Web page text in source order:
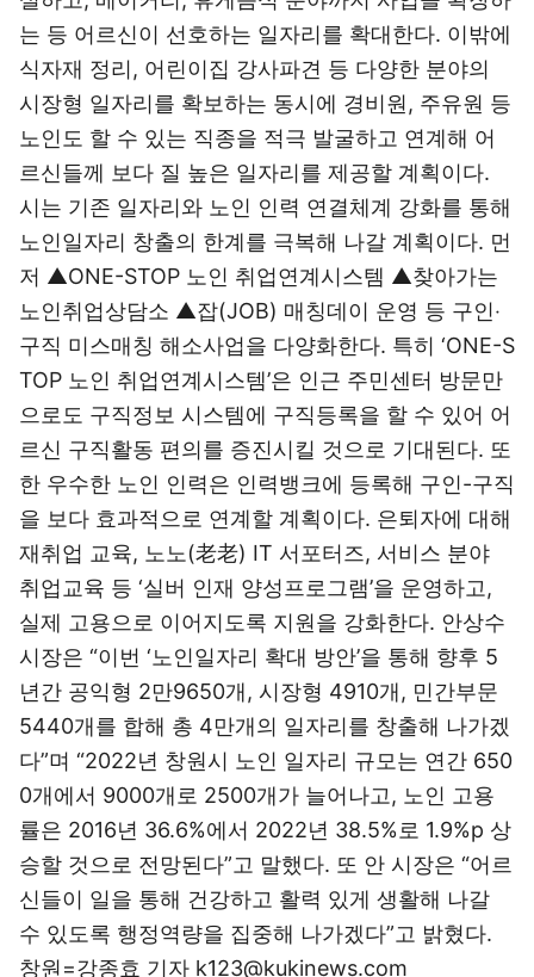
는 등 어르신이 선호하는 일자리를 확대한다. 이밖에
식자재 정리, 어린이집 강사파견 등 다양한 분야의
시장형 일자리를 확보하는 동시에 경비원, 주유원 등
노인도 할 수 있는 직종을 적극 발굴하고 연계해 어
르신들께 보다 질 높은 일자리를 제공할 계획이다.
시는 기존 일자리와 노인 인력 연결체계 강화를 통해
노인일자리 창출의 한계를 극복해 나갈 계획이다. 먼
저 ▲ONE-STOP 노인 취업연계시스템 ▲찾아가는
노인취업상담소 ▲잡(JOB) 매칭데이 운영 등 구인‧
구직 미스매칭 해소사업을 다양화한다. 특히 ‘ONE-S
TOP 노인 취업연계시스템’은 인근 주민센터 방문만
으로도 구직정보 시스템에 구직등록을 할 수 있어 어
르신 구직활동 편의를 증진시킬 것으로 기대된다. 또
한 우수한 노인 인력은 인력뱅크에 등록해 구인-구직
을 보다 효과적으로 연계할 계획이다. 은퇴자에 대해
재취업 교육, 노노(老老) IT 서포터즈, 서비스 분야
취업교육 등 ‘실버 인재 양성프로그램’을 운영하고,
실제 고용으로 이어지도록 지원을 강화한다. 안상수
시장은 “이번 ‘노인일자리 확대 방안’을 통해 향후 5
년간 공익형 2만9650개, 시장형 4910개, 민간부문
5440개를 합해 총 4만개의 일자리를 창출해 나가겠
다”며 “2022년 창원시 노인 일자리 규모는 연간 650
0개에서 9000개로 2500개가 늘어나고, 노인 고용
률은 2016년 36.6%에서 2022년 38.5%로 1.9%p 상
승할 것으로 전망된다”고 말했다. 또 안 시장은 “어르
신들이 일을 통해 건강하고 활력 있게 생활해 나갈
수 있도록 행정역량을 집중해 나가겠다”고 밝혔다.
창원=강종효 기자 k123@kukinews.com